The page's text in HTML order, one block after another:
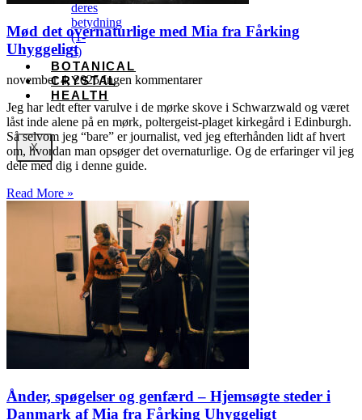
deres
betydning
(1-
5)
BOTANICAL
CRYSTAL
HEALTH
X
Mød det overnaturlige med Mia fra Fårking
Uhyggeligt
november 4, 2025Ingen kommentarer
Jeg har ledt efter varulve i de mørke skove i Schwarzwald og været
låst inde alene på en mørk, poltergeist-plaget kirkegård i Edinburgh.
Så selvom jeg “bare” er journalist, ved jeg efterhånden lidt af hvert
om, hvordan man opsøger det overnaturlige. Og de erfaringer vil jeg
dele med dig i denne guide.
Read More »
Ånder, spøgelser og genfærd – Hjemsøgte steder i
Danmark af Mia fra Fårking Uhyggeligt